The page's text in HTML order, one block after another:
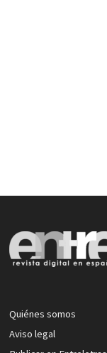
Quiénes somos
Aviso legal